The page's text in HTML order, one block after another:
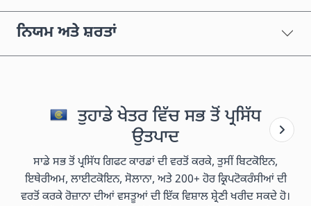
ਨਿਯਮ ਅਤੇ ਸ਼ਰਤਾਂ
ਤੁਹਾਡੇ ਖੇਤਰ ਵਿੱਚ ਸਭ ਤੋਂ ਪ੍ਰਸਿੱਧ
ਉਤਪਾਦ
ਸਾਡੇ ਸਭ ਤੋਂ ਪ੍ਰਸਿੱਧ ਗਿਫਟ ਕਾਰਡਾਂ ਦੀ ਵਰਤੋਂ ਕਰਕੇ, ਤੁਸੀਂ ਬਿਟਕੋਇਨ,
ਇਥੇਰੀਅਮ, ਲਾਈਟਕੋਇਨ, ਸੋਲਾਨਾ, ਅਤੇ 200+ ਹੋਰ ਕ੍ਰਿਪਟੋਕਰੰਸੀਆਂ ਦੀ
ਵਰਤੋਂ ਕਰਕੇ ਰੋਜ਼ਾਨਾ ਦੀਆਂ ਵਸਤੂਆਂ ਦੀ ਇੱਕ ਵਿਸ਼ਾਲ ਸ਼੍ਰੇਣੀ ਖਰੀਦ ਸਕਦੇ ਹੋ।